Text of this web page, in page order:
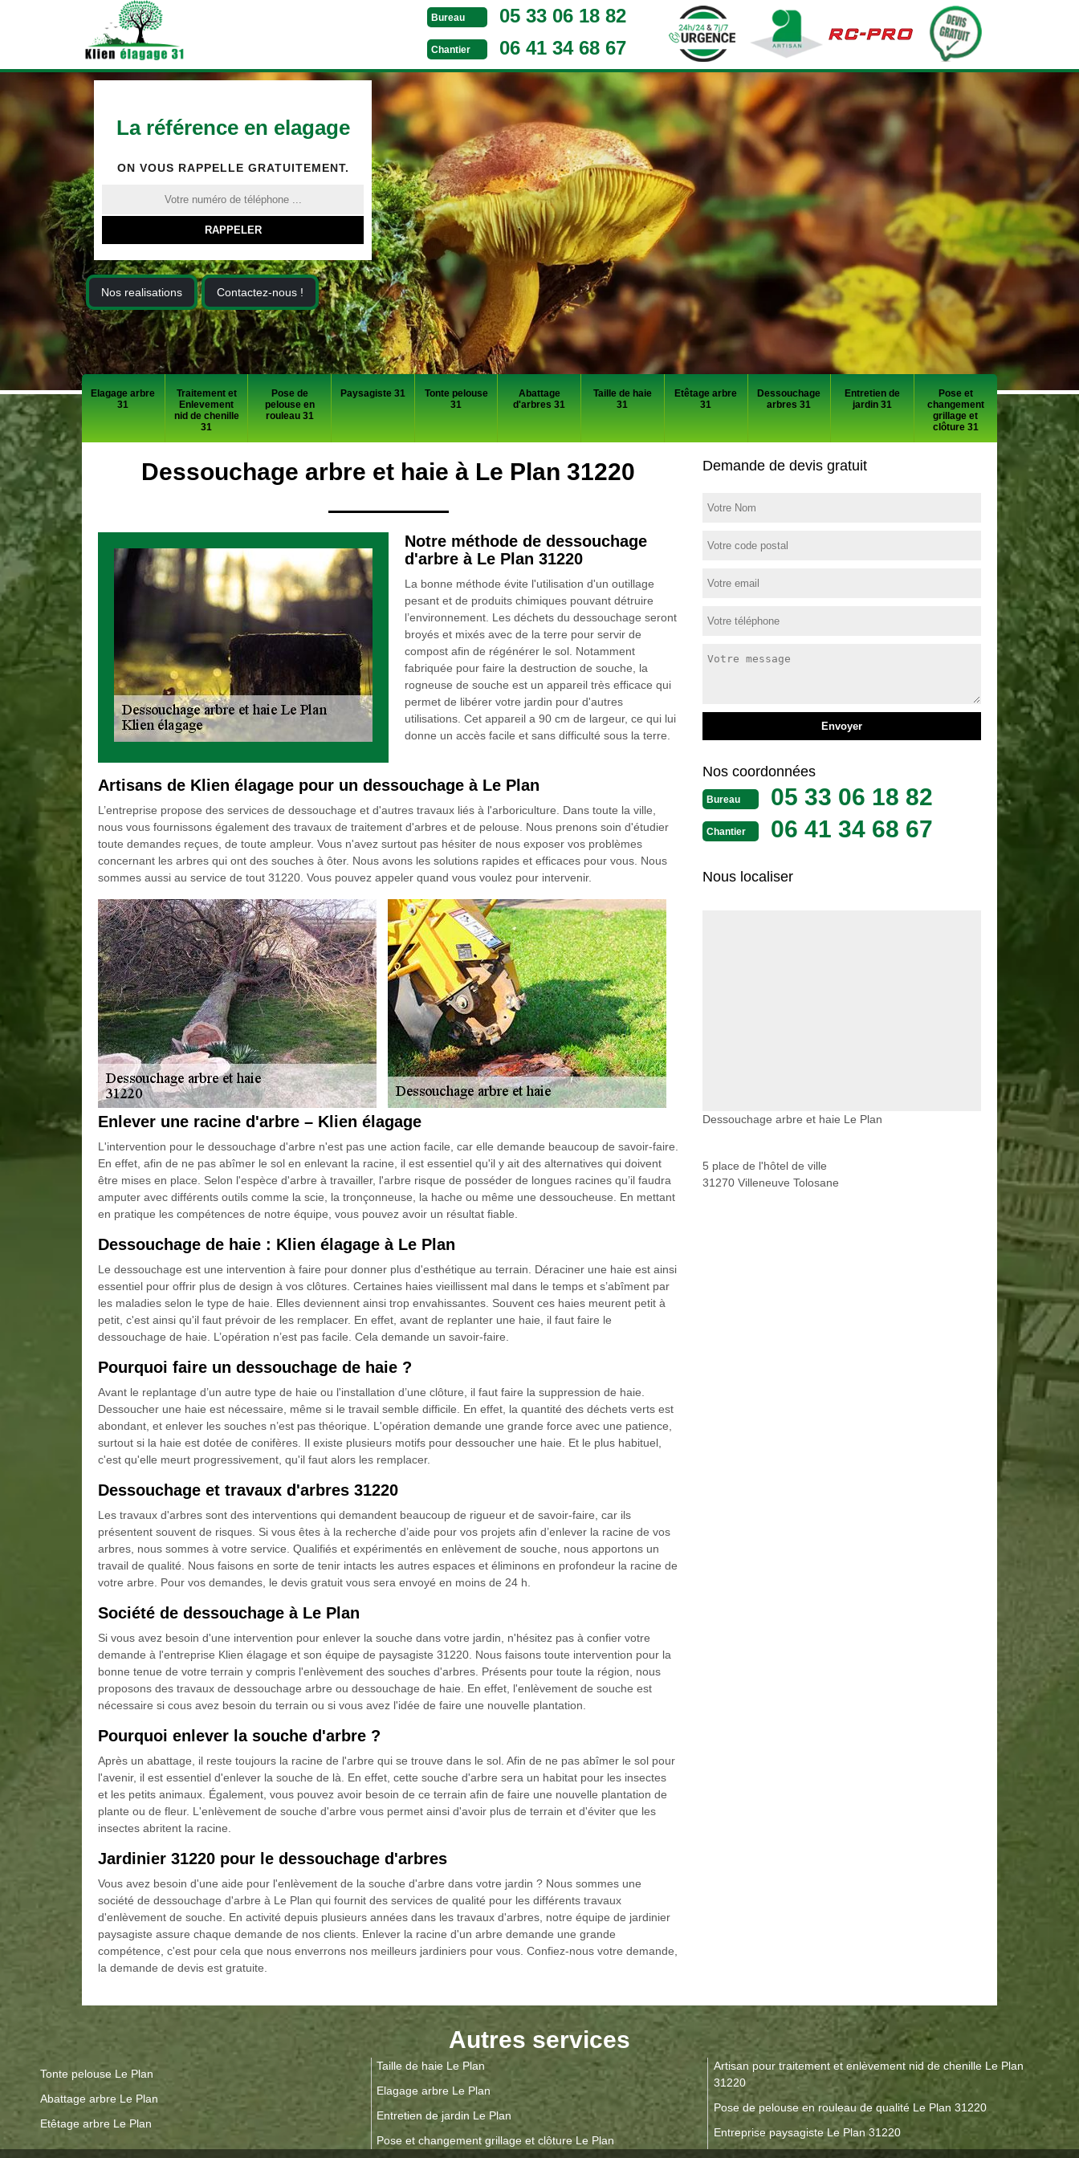
Bureau 05 33 06 18 82
Chantier 06 41 34 68 67
La référence en elagage
ON VOUS RAPPELLE GRATUITEMENT.
Nos realisations Contactez-nous !
Elagage arbre
31
Traitement et
Enlevement
nid de chenille
31
Pose de
pelouse en
rouleau 31
Paysagiste 31
Tonte pelouse
31
Abattage
d'arbres 31
Taille de haie
31
Etêtage arbre
31
Dessouchage
arbres 31
Entretien de
jardin 31
Pose et
changement
grillage et
clôture 31
Dessouchage arbre et haie à Le Plan 31220
Notre méthode de dessouchage
d'arbre à Le Plan 31220
La bonne méthode évite l'utilisation d'un outillage
pesant et de produits chimiques pouvant détruire
l’environnement. Les déchets du dessouchage seront
broyés et mixés avec de la terre pour servir de
compost afin de régénérer le sol. Notamment
fabriquée pour faire la destruction de souche, la
rogneuse de souche est un appareil très efficace qui
permet de libérer votre jardin pour d'autres
utilisations. Cet appareil a 90 cm de largeur, ce qui lui
donne un accès facile et sans difficulté sous la terre.
Artisans de Klien élagage pour un dessouchage à Le Plan
L’entreprise propose des services de dessouchage et d'autres travaux liés à l'arboriculture. Dans toute la ville,
nous vous fournissons également des travaux de traitement d'arbres et de pelouse. Nous prenons soin d'étudier
toute demandes reçues, de toute ampleur. Vous n'avez surtout pas hésiter de nous exposer vos problèmes
concernant les arbres qui ont des souches à ôter. Nous avons les solutions rapides et efficaces pour vous. Nous
sommes aussi au service de tout 31220. Vous pouvez appeler quand vous voulez pour intervenir.
Enlever une racine d'arbre – Klien élagage
L'intervention pour le dessouchage d'arbre n'est pas une action facile, car elle demande beaucoup de savoir-faire.
En effet, afin de ne pas abîmer le sol en enlevant la racine, il est essentiel qu'il y ait des alternatives qui doivent
être mises en place. Selon l'espèce d'arbre à travailler, l'arbre risque de posséder de longues racines qu’il faudra
amputer avec différents outils comme la scie, la tronçonneuse, la hache ou même une dessoucheuse. En mettant
en pratique les compétences de notre équipe, vous pouvez avoir un résultat fiable.
Dessouchage de haie : Klien élagage à Le Plan
Le dessouchage est une intervention à faire pour donner plus d'esthétique au terrain. Déraciner une haie est ainsi
essentiel pour offrir plus de design à vos clôtures. Certaines haies vieillissent mal dans le temps et s’abîment par
les maladies selon le type de haie. Elles deviennent ainsi trop envahissantes. Souvent ces haies meurent petit à
petit, c'est ainsi qu'il faut prévoir de les remplacer. En effet, avant de replanter une haie, il faut faire le
dessouchage de haie. L’opération n’est pas facile. Cela demande un savoir-faire.
Pourquoi faire un dessouchage de haie ?
Avant le replantage d’un autre type de haie ou l'installation d’une clôture, il faut faire la suppression de haie.
Dessoucher une haie est nécessaire, même si le travail semble difficile. En effet, la quantité des déchets verts est
abondant, et enlever les souches n’est pas théorique. L'opération demande une grande force avec une patience,
surtout si la haie est dotée de conifères. Il existe plusieurs motifs pour dessoucher une haie. Et le plus habituel,
c'est qu'elle meurt progressivement, qu'il faut alors les remplacer.
Dessouchage et travaux d'arbres 31220
Les travaux d'arbres sont des interventions qui demandent beaucoup de rigueur et de savoir-faire, car ils
présentent souvent de risques. Si vous êtes à la recherche d’aide pour vos projets afin d’enlever la racine de vos
arbres, nous sommes à votre service. Qualifiés et expérimentés en enlèvement de souche, nous apportons un
travail de qualité. Nous faisons en sorte de tenir intacts les autres espaces et éliminons en profondeur la racine de
votre arbre. Pour vos demandes, le devis gratuit vous sera envoyé en moins de 24 h.
Société de dessouchage à Le Plan
Si vous avez besoin d'une intervention pour enlever la souche dans votre jardin, n'hésitez pas à confier votre
demande à l'entreprise Klien élagage et son équipe de paysagiste 31220. Nous faisons toute intervention pour la
bonne tenue de votre terrain y compris l'enlèvement des souches d'arbres. Présents pour toute la région, nous
proposons des travaux de dessouchage arbre ou dessouchage de haie. En effet, l'enlèvement de souche est
nécessaire si cous avez besoin du terrain ou si vous avez l'idée de faire une nouvelle plantation.
Pourquoi enlever la souche d'arbre ?
Après un abattage, il reste toujours la racine de l'arbre qui se trouve dans le sol. Afin de ne pas abîmer le sol pour
l'avenir, il est essentiel d'enlever la souche de là. En effet, cette souche d'arbre sera un habitat pour les insectes
et les petits animaux. Également, vous pouvez avoir besoin de ce terrain afin de faire une nouvelle plantation de
plante ou de fleur. L'enlèvement de souche d'arbre vous permet ainsi d'avoir plus de terrain et d'éviter que les
insectes abritent la racine.
Jardinier 31220 pour le dessouchage d'arbres
Vous avez besoin d'une aide pour l'enlèvement de la souche d'arbre dans votre jardin ? Nous sommes une
société de dessouchage d'arbre à Le Plan qui fournit des services de qualité pour les différents travaux
d'enlèvement de souche. En activité depuis plusieurs années dans les travaux d'arbres, notre équipe de jardinier
paysagiste assure chaque demande de nos clients. Enlever la racine d'un arbre demande une grande
compétence, c'est pour cela que nous enverrons nos meilleurs jardiniers pour vous. Confiez-nous votre demande,
la demande de devis est gratuite.
Demande de devis gratuit
Nos coordonnées
Bureau 05 33 06 18 82
Chantier 06 41 34 68 67
Nous localiser
Dessouchage arbre et haie Le Plan
5 place de l'hôtel de ville
31270 Villeneuve Tolosane
Autres services
Tonte pelouse Le Plan
Abattage arbre Le Plan
Etêtage arbre Le Plan
Taille de haie Le Plan
Elagage arbre Le Plan
Entretien de jardin Le Plan
Pose et changement grillage et clôture Le Plan
Artisan pour traitement et enlèvement nid de chenille Le Plan
31220
Pose de pelouse en rouleau de qualité Le Plan 31220
Entreprise paysagiste Le Plan 31220